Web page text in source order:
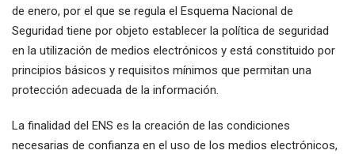
de enero, por el que se regula el Esquema Nacional de
Seguridad tiene por objeto establecer la política de seguridad
en la utilización de medios electrónicos y está constituido por
principios básicos y requisitos mínimos que permitan una
protección adecuada de la información.
La finalidad del ENS es la creación de las condiciones
necesarias de confianza en el uso de los medios electrónicos,